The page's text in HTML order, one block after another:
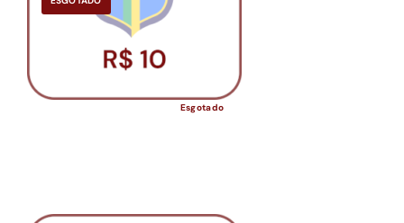
Esgotado